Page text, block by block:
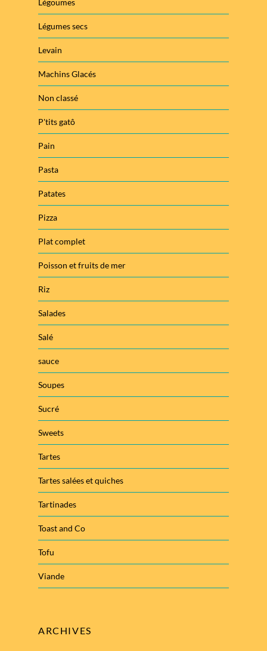
Légumes secs
Levain
Machins Glacés
Non classé
P'tits gatô
Pain
Pasta
Patates
Pizza
Plat complet
Poisson et fruits de mer
Riz
Salades
Salé
sauce
Soupes
Sucré
Sweets
Tartes
Tartes salées et quiches
Tartinades
Toast and Co
Tofu
Viande
ARCHIVES